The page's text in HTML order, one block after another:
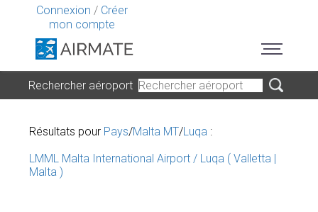
Connexion / Créer
mon compte
Rechercher aéroport
Résultats pour Pays/Malta MT/Luqa :
LMML Malta International Airport / Luqa ( Valletta |
Malta )